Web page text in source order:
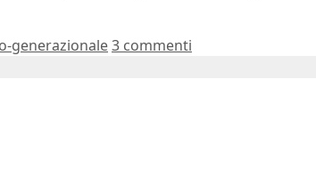
generazionale3 commenti